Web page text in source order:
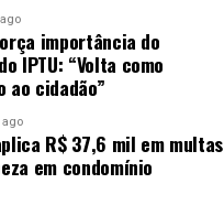
importância do
IPTU: “Volta como
ao cidadão”
R$ 37,6 mil em multas
em condomínio